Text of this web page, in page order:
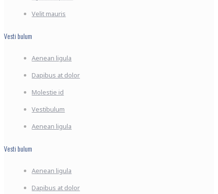
Velit mauris
Vesti bulum
Aenean ligula
Dapibus at dolor
Molestie id
Vestibulum
Aenean ligula
Vesti bulum
Aenean ligula
Dapibus at dolor